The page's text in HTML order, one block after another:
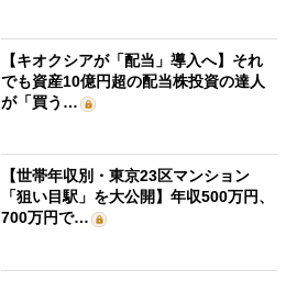
【キオクシアが「配当」導入へ】それ
でも資産10億円超の配当株投資の達人
が「買う…
【世帯年収別・東京23区マンション
「狙い目駅」を大公開】年収500万円、
700万円で…